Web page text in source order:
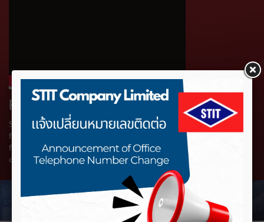
PRODUCTS & SERVICES
STIT company Limited’s Vision is to continues to move
forward in become leading Engineering and Construction
firm in Thailand and eventually the region, by consistently
delivering projects that meet the international standards.